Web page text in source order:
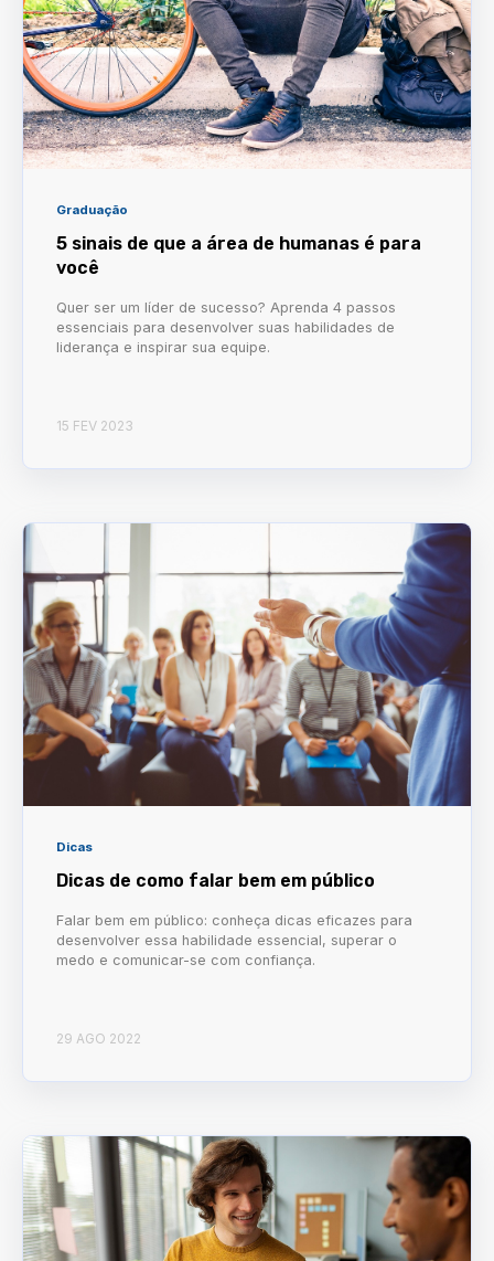
Graduação
5 sinais de que a área de humanas é para
você
Quer ser um líder de sucesso? Aprenda 4 passos
essenciais para desenvolver suas habilidades de
liderança e inspirar sua equipe.
15 FEV 2023
Dicas
Dicas de como falar bem em público
Falar bem em público: conheça dicas eficazes para
desenvolver essa habilidade essencial, superar o
medo e comunicar-se com confiança.
29 AGO 2022